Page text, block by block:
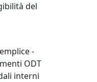
del
-
ODT
interni